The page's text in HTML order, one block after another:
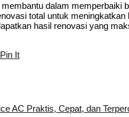
dalam memperbaiki
total untuk
hasil renovasi yang
Pin It